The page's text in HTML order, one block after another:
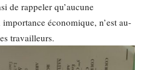
de rappeler qu’aucune
économique, n’est au-
travailleurs.